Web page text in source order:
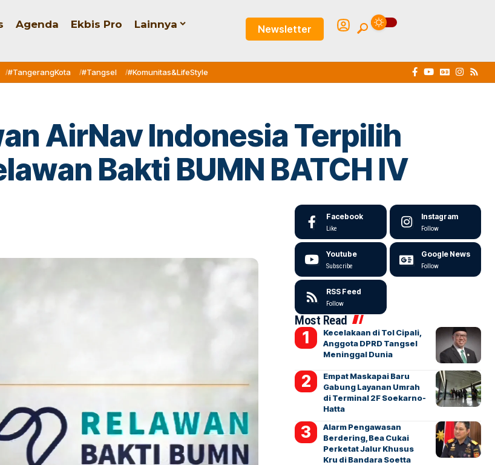
Agenda Ekbis Pro Lainnya Newsletter
#TangerangKota #Tangsel #Komunitas&LifeStyle
AirNav Indonesia Terpilih
Bakti BUMN BATCH IV
Facebook
Like
Instagram
Follow
Youtube
Subscribe
Google News
Follow
RSS Feed
Follow
Most Read
Kecelakaan di Tol Cipali,
Anggota DPRD Tangsel
Meninggal Dunia
Empat Maskapai Baru
Gabung Layanan Umrah
di Terminal 2F Soekarno-
Hatta
Alarm Pengawasan
Berdering, Bea Cukai
Perketat Jalur Khusus
Kru di Bandara Soetta